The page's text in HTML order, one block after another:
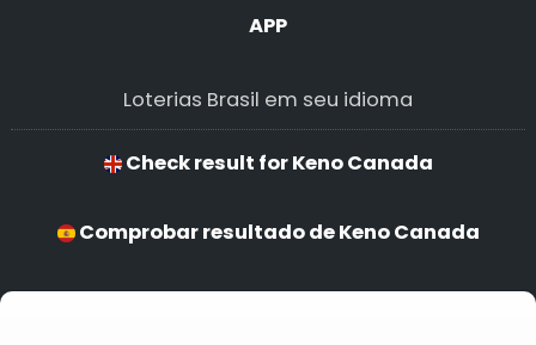
APP
Loterias Brasil em seu idioma
Check result for Keno Canada
Comprobar resultado de Keno Canada
Verificar resultado de Keno Canada